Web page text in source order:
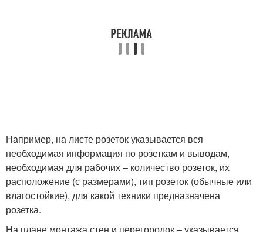
Например, на листе розеток указывается вся
необходимая информация по розеткам и выводам,
необходимая для рабочих – количество розеток, их
расположение (с размерами), тип розеток (обычные или
влагостойкие), для какой техники предназначена
розетка.